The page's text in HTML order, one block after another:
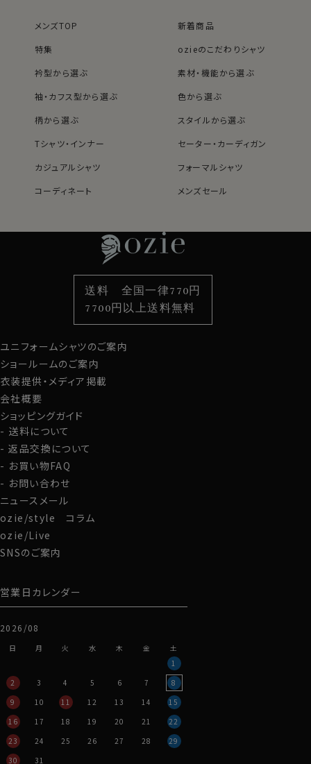
メンズTOP
新着商品
特集
ozieのこだわりシャツ
衿型から選ぶ
素材・機能から選ぶ
袖・カフス型から選ぶ
色から選ぶ
柄から選ぶ
スタイルから選ぶ
Tシャツ・インナー
セーター・カーディガン
カジュアルシャツ
フォーマルシャツ
コーディネート
メンズセール
袖・カフス型から選ぶ
色から選ぶ
柄から選ぶ
スタイルから選ぶ
カジュアルシャツ
定番シャツ
カフスボタン
サスペンダー
財布・名刺入れ
バッグ
ストール・マフラー
グローブ
ユニフォームシャツのご案内
ショールームのご案内
衣装提供・メディア掲載
会社概要
ショッピングガイド
送料について
返品交換について
お買い物FAQ
お問い合わせ
ニュースメール
ozie/style コラム
ozie/Live
SNSのご案内
営業日カレンダー
2026/08
日 月 火 水 木 金
土
1
2
3 4 5 6 7
8
9
10 11 12 13 14
15
16
17 18 19 20 21
22
23
24 25 26 27 28
29
30
31
送料 全国一律770円
7700円以上送料無料